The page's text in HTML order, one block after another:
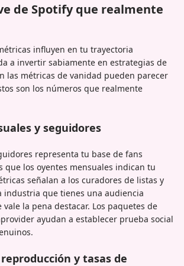
de Spotify que realmente
influyen en tu trayectoria
a invertir sabiamente en estrategias de
las métricas de vanidad pueden parecer
son los números que realmente
y seguidores
representa tu base de fans
que los oyentes mensuales indican tu
señalan a los curadores de listas y
industria que tienes una audiencia
la pena destacar. Los paquetes de
ayudan a establecer prueba social
y tasas de